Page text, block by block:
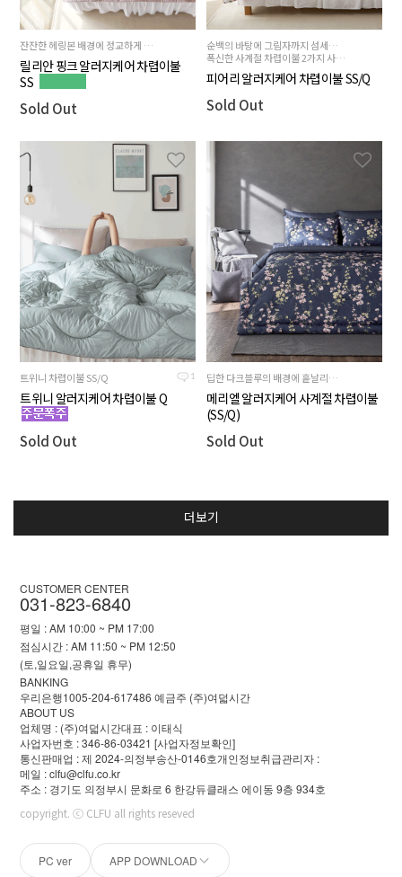
잔잔한 헤링본 배경에 정교하게 그려낸 핑크 플라워패턴의 화사한 사계절 차렵이불, 실물이 더 이뻐요
릴리안 핑크 알러지케어 차렵이불
SS
Sold Out
순백의 바탕에 그림자까지 섬세하게 살린 다채로운 꽃과 풀잎이 눈부시게 화사하고 어여쁜
폭신한 사계절 차렵이불 2가지 사이즈
피어리 알러지케어 차렵이불 SS/Q
Sold Out
1
트위니 차렵이불 SS/Q
트위니 알러지케어 차렵이불 Q
Sold Out
딥한 다크블루의 배경에 흩날리는 핑크와 옐로우의 꽃과 가지가 화려하고 환상적인 무드의 차렵이불
메리엘 알러지케어 사계절 차렵이불
(SS/Q)
Sold Out
더보기
CUSTOMER CENTER
031-823-6840
평일 : AM 10:00 ~ PM 17:00
점심시간 : AM 11:50 ~ PM 12:50
(토,일요일,공휴일 휴무)
BANKING
우리은행1005-204-617486 예금주 (주)여덟시간
ABOUT US
업체명 : (주)여덟시간대표 : 이태식
사업자번호 : 346-86-03421[사업자정보확인]
통신판매업 : 제 2024-의정부송산-0146호개인정보취급관리자 :
메일 : clfu@clfu.co.kr
주소 : 경기도 의정부시 문화로 6 한강듀클래스 에이동 9층 934호
copyright. ⓒ CLFU all rights reseved
PC ver APP DOWNLOAD